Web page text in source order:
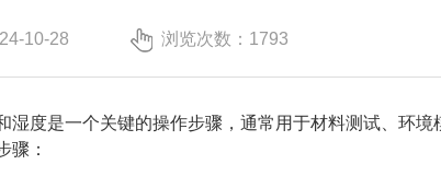
10-28 浏览次数：1793
湿度是一个关键的操作步骤，通常用于材料测试、环
骤：